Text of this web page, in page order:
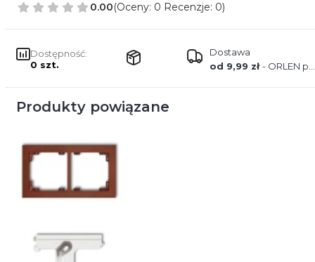
0.00(Oceny: 0 Recenzje: 0)
Dostępność:
0 szt.
Dostawa
od 9,99 zł- ORLEN paczka
Produkty powiązane